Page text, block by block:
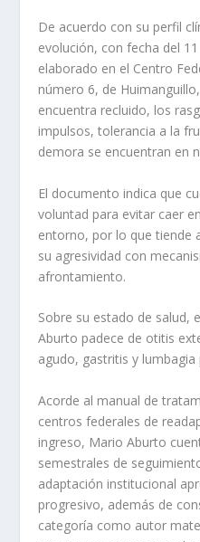
De acuerdo con su perfil
evolución, con fecha del
elaborado en el Centro
número 6, de
encuentra recluido, los
impulsos, tolerancia a la
demora se encuentran en
El documento indica que
voluntad para evitar caer
entorno, por lo que tiende
su agresividad con
afrontamiento.
Sobre su estado de salud,
Aburto padece de otitis
agudo, gastritis y
Acorde al manual de
centros federales de
ingreso, Mario Aburto
semestrales de
adaptación institucional
progresivo, además de
categoría como autor